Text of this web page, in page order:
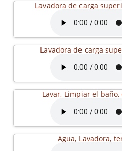
Lavadora de carga
Lavadora de carga
Lavar, Limpiar el
Agua, Lavadora,